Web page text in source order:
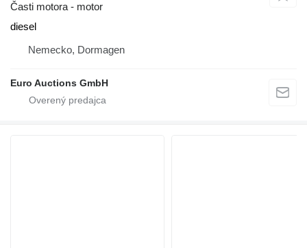
Časti motora - motor
diesel
Nemecko, Dormagen
Euro Auctions GmbH